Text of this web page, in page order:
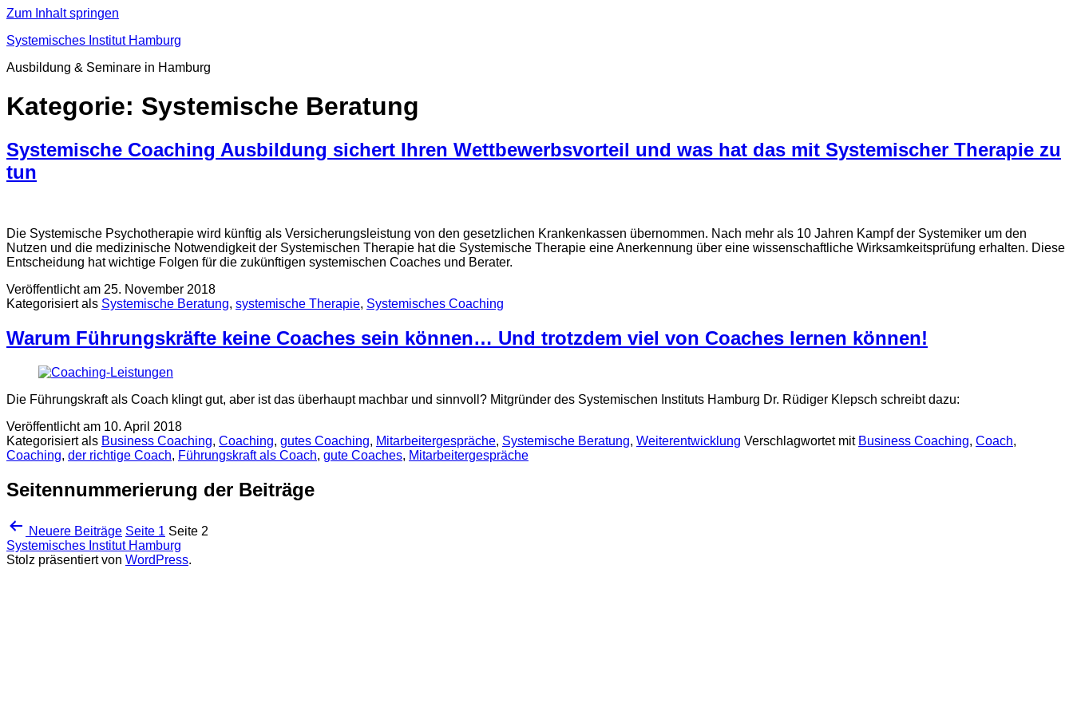
Zum Inhalt springen
Systemisches Institut Hamburg
Ausbildung & Seminare in Hamburg
Kategorie: Systemische Beratung
Systemische Coaching Ausbildung sichert Ihren Wettbewerbsvorteil und was hat das mit Systemischer Therapie zu
tun
Die Systemische Psychotherapie wird künftig als Versicherungsleistung von den gesetzlichen Krankenkassen übernommen. Nach mehr als 10 Jahren Kampf der Systemiker um den
Nutzen und die medizinische Notwendigkeit der Systemischen Therapie hat die Systemische Therapie eine Anerkennung über eine wissenschaftliche Wirksamkeitsprüfung erhalten. Diese
Entscheidung hat wichtige Folgen für die zukünftigen systemischen Coaches und Berater.
Veröffentlicht am 25. November 2018
Kategorisiert als Systemische Beratung, systemische Therapie, Systemisches Coaching
Warum Führungskräfte keine Coaches sein können… Und trotzdem viel von Coaches lernen können!
Die Führungskraft als Coach klingt gut, aber ist das überhaupt machbar und sinnvoll? Mitgründer des Systemischen Instituts Hamburg Dr. Rüdiger Klepsch schreibt dazu:
Veröffentlicht am 10. April 2018
Kategorisiert als Business Coaching, Coaching, gutes Coaching, Mitarbeitergespräche, Systemische Beratung, Weiterentwicklung Verschlagwortet mit Business Coaching, Coach,
Coaching, der richtige Coach, Führungskraft als Coach, gute Coaches, Mitarbeitergespräche
Seitennummerierung der Beiträge
Neuere Beiträge Seite 1 Seite 2
Systemisches Institut Hamburg
Stolz präsentiert von WordPress.